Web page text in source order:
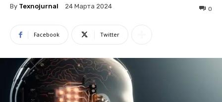
By Texnojurnal 24 Марта 2024 0
Facebook Twitter